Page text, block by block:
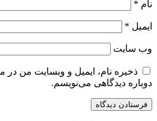
نام *
ایمیل *
وب‌ سایت
ذخیره نام، ایمیل و وبسایت من در
دوباره دیدگاهی می‌نویسم.